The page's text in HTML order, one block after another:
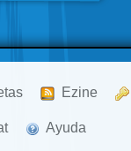
Ezine
Ayuda